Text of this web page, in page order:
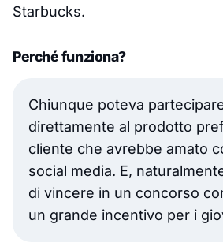
Starbucks.
Perché funziona?
Chiunque poteva
direttamente al prodotto
cliente che avrebbe amato
social media. E,
di vincere in un concorso
un grande incentivo per i